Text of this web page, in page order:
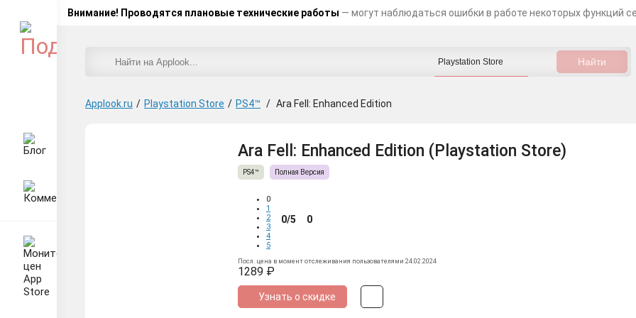
Внимание! Проводятся плановые технические работы — могут наблюдаться ошибки в работе некоторых функций
Applook.ru / Playstation Store / PS4™ / Ara Fell: Enhanced Edition
Ara Fell: Enhanced Edition (Playstation Store)
PS4™ Полная Версия
0
1
2
3
4
5
0/5 0
Посл. цена в момент отслеживания пользователями 24.02.2024
1289 ₽
Узнать о скидке